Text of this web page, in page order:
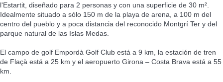
l'Estartit, diseñado para 2 personas y con una superficie de 30 m².
Idealmente situado a sólo 150 m de la playa de arena, a 100 m del
centro del pueblo y a poca distancia del reconocido Montgrí Ter y del
parque natural de las Islas Medas.
El campo de golf Empordà Golf Club está a 9 km, la estación de tren
de Flaçà está a 25 km y el aeropuerto Girona – Costa Brava está a 55
km.